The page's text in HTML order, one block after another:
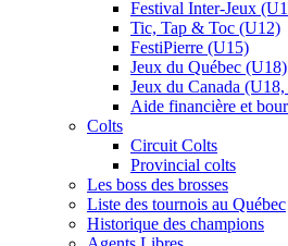
Festival Inter-Jeux
Tic, Tap & Toc (U12)
FestiPierre (U15)
Jeux du Québec (U18)
Jeux du Canada
Aide financière et
Colts
Circuit Colts
Provincial colts
Les boss des brosses
Liste des tournois au Québec
Historique des champions